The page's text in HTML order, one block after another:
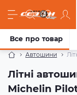
Автошини
Літні
Michelin
Все про товар